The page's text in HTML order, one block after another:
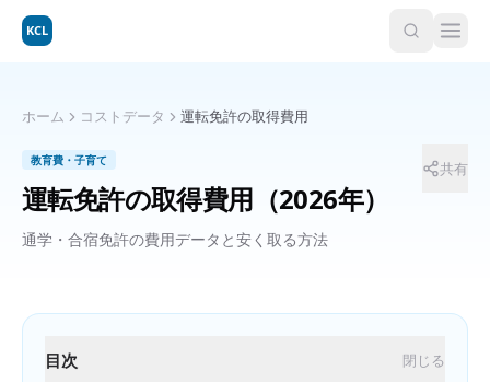
KCL
ホーム コストデータ 運転免許の取得費用
教育費・子育て
運転免許の取得費用 （2026年）
通学・合宿免許の費用データと安く取る方法
共有
目次 閉じる